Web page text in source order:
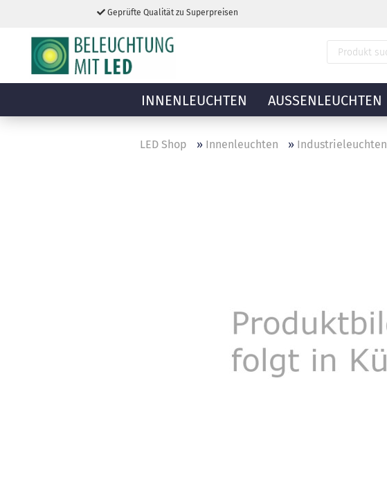
Geprüfte Qualität zu Superpreisen
INNENLEUCHTEN AUSSENLEUCHTEN
LED Shop » Innenleuchten » Industrieleuchten